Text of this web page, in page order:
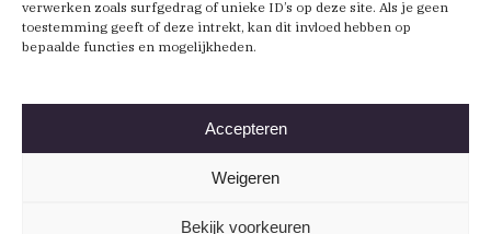
verwerken zoals surfgedrag of unieke ID’s op deze site. Als je geen
toestemming geeft of deze intrekt, kan dit invloed hebben op
bepaalde functies en mogelijkheden.
Accepteren
Weigeren
Bekijk voorkeuren